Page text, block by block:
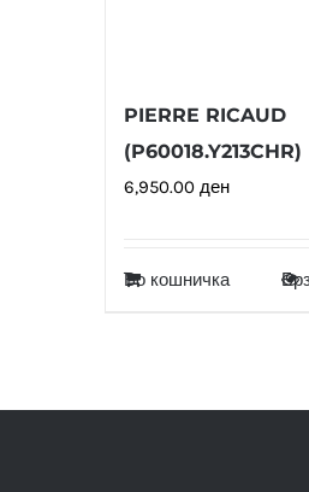
PIERRE RICAUD
(P60018.Y213CHR)
6,950.00 ден
Во кошничка